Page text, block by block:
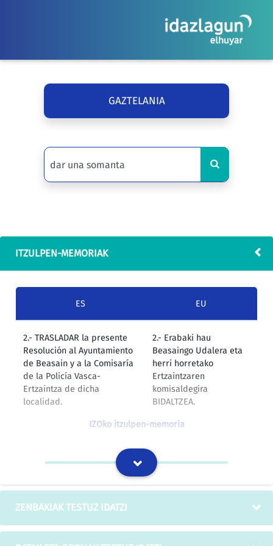
GAZTELANIA
ITZULPEN-MEMORIAK
ES EU
2.- TRASLADAR la presente
Resolución al Ayuntamiento
de Beasain y a la Comisaría
de la Policía Vasca-
Ertzaintza de dicha
localidad.
2.- Erabaki hau
Beasaingo Udalera eta
herri horretako
Ertzaintzaren
komisaldegira
BIDALTZEA.
IZOko itzulpen-memoria
La Secretaria hace de nuevo
la advertencia de ilegalidad,
señala que según la
de la Ley 7/1.985, de 2 de
Idazkariak legearen
kontrakoa dela
aurretik aipatutako
ZENBAKIAK TESTUZ IDATZI